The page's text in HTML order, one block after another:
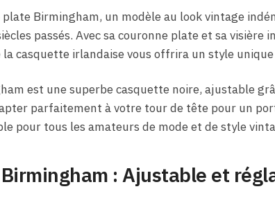
Birmingham, un modèle au look vintage
passés. Avec sa couronne plate et sa
casquette irlandaise vous offrira un style
est une superbe casquette noire, ajustable
parfaitement à votre tour de tête pour un
pour tous les amateurs de mode et de style
: Ajustable et